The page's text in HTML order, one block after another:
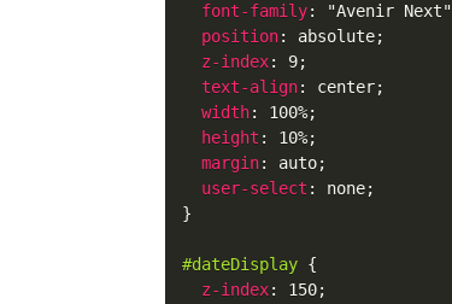
font-family: "Avenir Next"
position: absolute;
z-index: 9;
text-align: center;
width: 100%;
height : 10%;
margin: auto;
user-select : none;
}
#dateDisplay {
z-index: 150;